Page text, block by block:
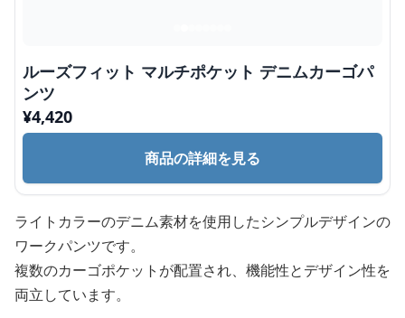
ルーズフィット マルチポケット デニムカーゴパ
ンツ
¥4,420
商品の詳細を見る
ライトカラーのデニム素材を使用したシンプルデザインの
ワークパンツです。
複数のカーゴポケットが配置され、機能性とデザイン性を
両立しています。